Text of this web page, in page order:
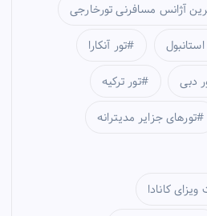
آژانس مسافرنی تورخارجی
تور آنکارا
تور ترکیه دبی
تورهای جزایر مدیترانه
کانادا